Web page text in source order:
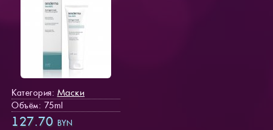
Категория: Маски
Объём: 75ml
127.70 BYN